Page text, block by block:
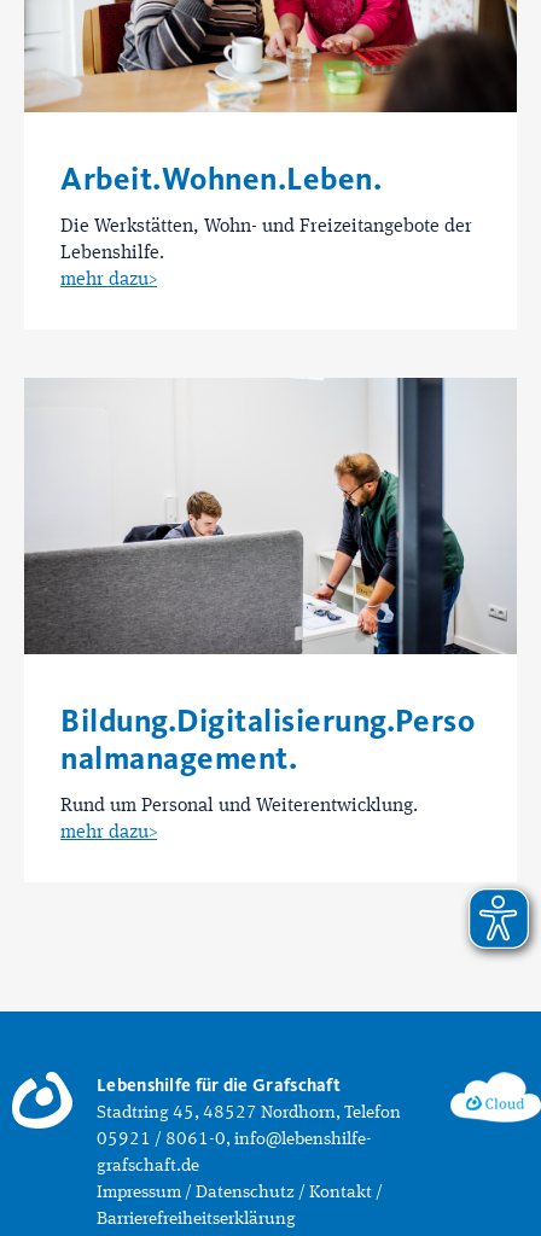
Arbeit.Wohnen.Leben.
Die Werkstätten, Wohn- und Freizeitangebote der
Lebenshilfe.
mehr dazu>
Bildung.Digitalisierung.Perso
nalmanagement.
Rund um Personal und Weiterentwicklung.
mehr dazu>
Lebenshilfe für die Grafschaft
Stadtring 45, 48527 Nordhorn, Telefon
05921 / 8061-0, info@lebenshilfe-
grafschaft.de
Impressum / Datenschutz / Kontakt /
Barrierefreiheitserklärung